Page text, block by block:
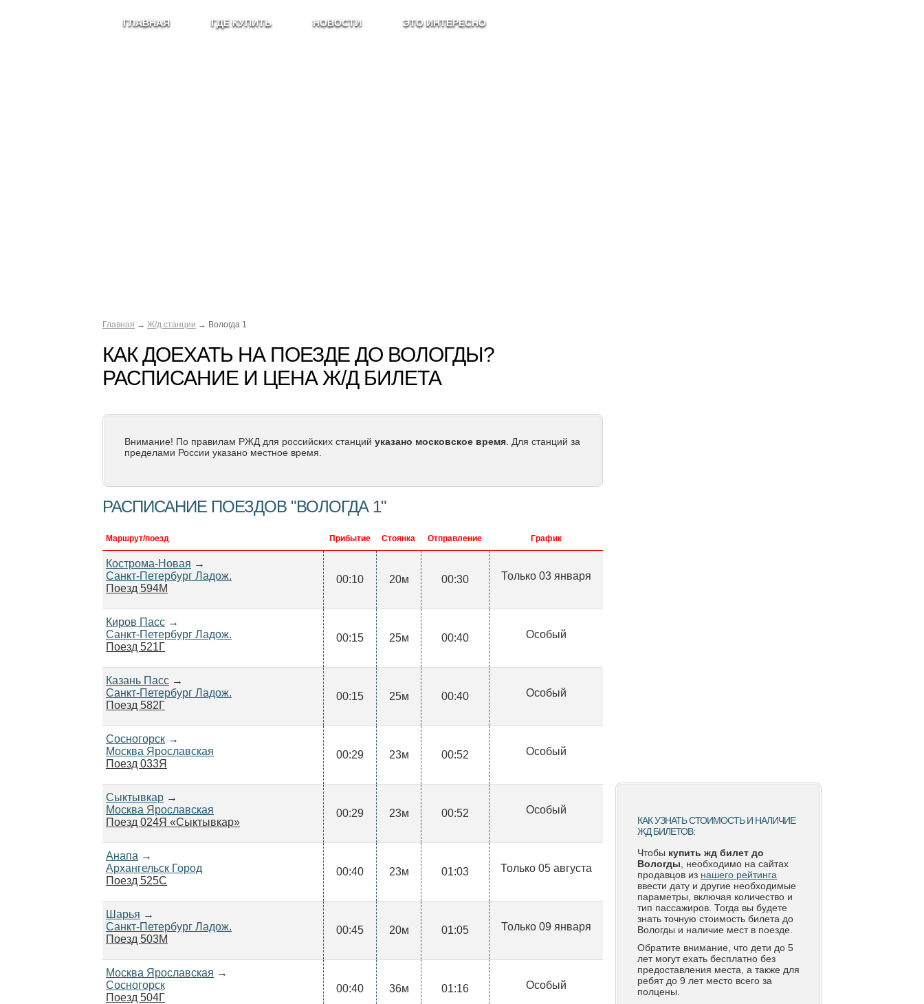
ГЛАВНАЯ ГДЕ КУПИТЬ НОВОСТИ ЭТО ИНТЕРЕСНО
Главная → Ж/д станции → Вологда 1
КАК ДОЕХАТЬ НА ПОЕЗДЕ ДО ВОЛОГДЫ?
РАСПИСАНИЕ И ЦЕНА Ж/Д БИЛЕТА
Внимание! По правилам РЖД для российских станций указано московское время . Для станций за
пределами России указано местное время.
РАСПИСАНИЕ ПОЕЗДОВ "ВОЛОГДА 1"
Маршрут/поезд Прибытие Стоянка Отправление График
Кострома-Новая →
Санкт-Петербург Ладож.
Поезд 594М
00:10 20м 00:30 Только 03 января
Киров Пасс →
Санкт-Петербург Ладож.
Поезд 521Г
00:15 25м 00:40 Особый
Казань Пасс →
Санкт-Петербург Ладож.
Поезд 582Г
00:15 25м 00:40 Особый
Сосногорск →
Москва Ярославская
Поезд 033Я
00:29 23м 00:52 Особый
Сыктывкар →
Москва Ярославская
Поезд 024Я «Сыктывкар»
00:29 23м 00:52 Особый
Анапа →
Архангельск Город
Поезд 525С
00:40 23м 01:03 Только 05 августа
Шарья →
Санкт-Петербург Ладож.
Поезд 503М
00:45 20м 01:05 Только 09 января
Москва Ярославская →
Сосногорск
Поезд 504Г
00:40 36м 01:16 Особый
КАК УЗНАТЬ СТОИМОСТЬ И НАЛИЧИЕ
ЖД БИЛЕТОВ:
Чтобы купить жд билет до
Вологды , необходимо на сайтах
продавцов из нашего рейтинга
ввести дату и другие необходимые
параметры, включая количество и
тип пассажиров. Тогда вы будете
знать точную стоимость билета до
Вологды и наличие мест в поезде.
Обратите внимание, что дети до 5
лет могут ехать бесплатно без
предоставления места, а также для
ребят до 9 лет место всего за
полцены.